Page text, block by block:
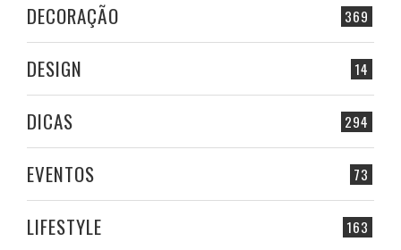
369
DECORAÇÃO
14
DESIGN
294
DICAS
73
EVENTOS
163
LIFESTYLE